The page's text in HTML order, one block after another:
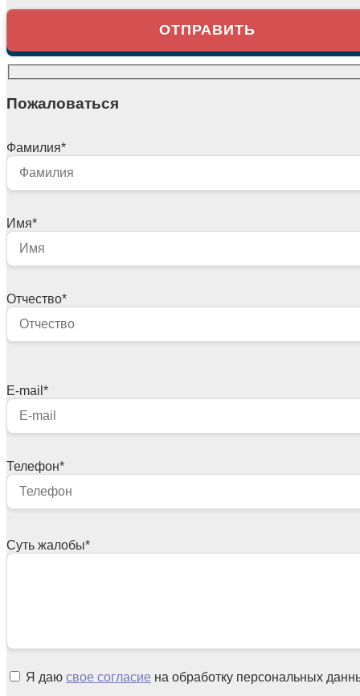
Пожаловаться
Фамилия*
Имя*
Отчество*
E-mail *
Телефон*
Суть жалобы*
Я даю свое согласие на обработку персональных